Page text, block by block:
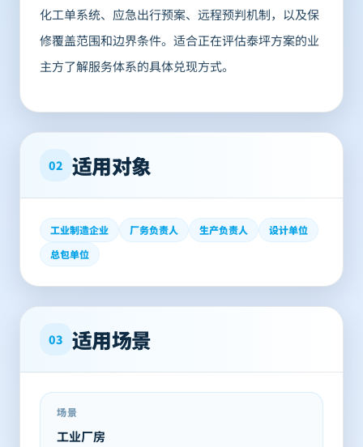
化工单系统、应急出行预案、远程预判机制，以及保
修覆盖范围和边界条件。适合正在评估泰坪方案的业
主方了解服务体系的具体兑现方式。
02 适用对象
工业制造企业 厂务负责人 生产负责人
设计单位
总包单位
03 适用场景
场景
工业厂房